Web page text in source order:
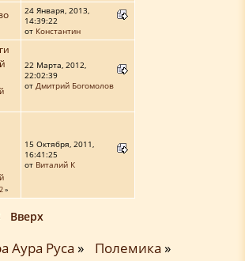
24 Января, 2013,
14:39:22
от Константин
22 Марта, 2012,
22:02:39
от Дмитрий Богомолов
2»
15 Октября, 2011,
16:41:25
от Виталий К
Вверх
Аура Руса » Полемика »